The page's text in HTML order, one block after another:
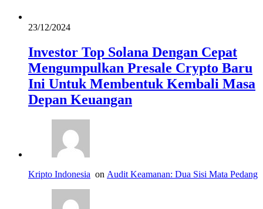
23/12/2024
Investor Top Solana Dengan Cepat
Mengumpulkan Presale Crypto Baru
Ini Untuk Membentuk Kembali Masa
Depan Keuangan
Kripto Indonesia on Audit Keamanan: Dua Sisi Mata Pedang